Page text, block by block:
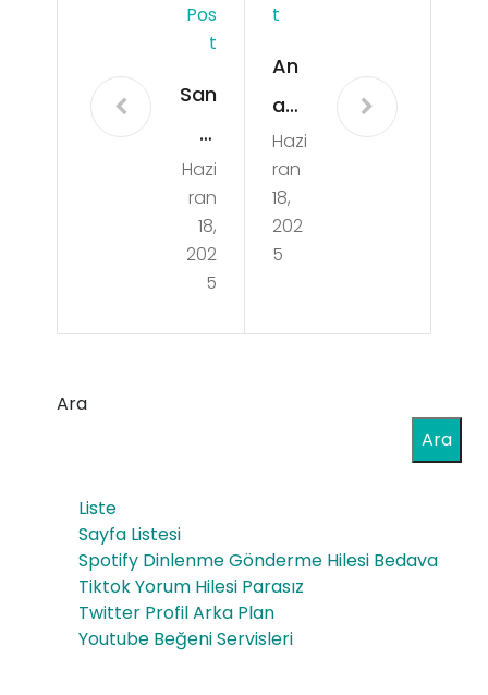
Pos
T
San
al
Bah
is
Kay
nak
lı
Hazi
ran
18,
202
5
T
An
ab
olik
Ste
roi
d
ın
ula
n
Sor
Hazi
ran
18,
202
5
Ara
Ara
Liste
Sayfa Listesi
Spotify Dinlenme Gönderme Hilesi Bedava
Tiktok Yorum Hilesi Parasız
Twitter Profil Arka Plan
Youtube Beğeni Servisleri